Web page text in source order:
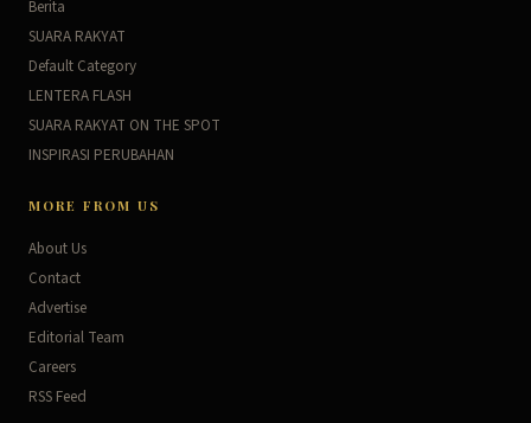
Berita
SUARA RAKYAT
Default Category
LENTERA FLASH
SUARA RAKYAT ON THE SPOT
INSPIRASI PERUBAHAN
MORE FROM US
About Us
Contact
Advertise
Editorial Team
Careers
RSS Feed